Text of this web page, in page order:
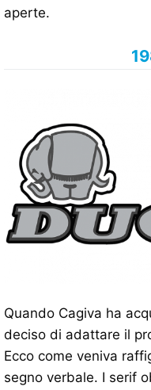
aperte.
Quando Cagiva ha
deciso di adattare il
Ecco come veniva
segno verbale. I serif